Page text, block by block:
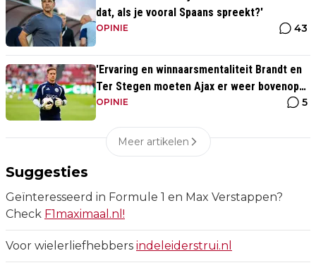
dat, als je vooral Spaans spreekt?'
OPINIE 43
'Ervaring en winnaarsmentaliteit Brandt en
Ter Stegen moeten Ajax er weer bovenop
helpen'
OPINIE 5
Meer artikelen
Suggesties
Geïnteresseerd in Formule 1 en Max Verstappen?
Check F1maximaal.nl!
Voor wielerliefhebbers indeleiderstrui.nl